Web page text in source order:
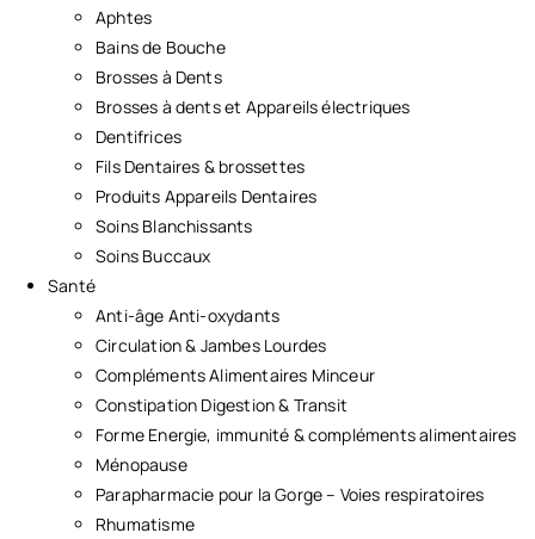
Aphtes
Bains de Bouche
Brosses à Dents
Brosses à dents et Appareils électriques
Dentifrices
Fils Dentaires & brossettes
Produits Appareils Dentaires
Soins Blanchissants
Soins Buccaux
Santé
Anti-âge Anti-oxydants
Circulation & Jambes Lourdes
Compléments Alimentaires Minceur
Constipation Digestion & Transit
Forme Energie, immunité & compléments alimentaires
Ménopause
Parapharmacie pour la Gorge – Voies respiratoires
Rhumatisme